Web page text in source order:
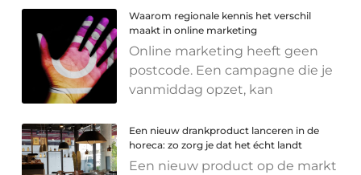
Waarom regionale kennis het verschil
maakt in online marketing
Online marketing heeft geen
postcode. Een campagne die je
vanmiddag opzet, kan
Een nieuw drankproduct lanceren in de
horeca: zo zorg je dat het écht landt
Een nieuw product op de markt